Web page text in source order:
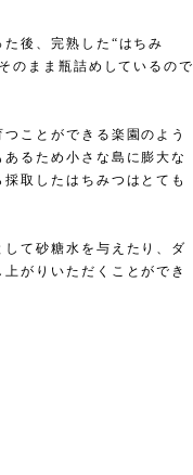
後、完熟した“はちみ
のまま瓶詰めしているので
ことができる楽園のよう
るため小さな島に膨大な
取したはちみつはとても
て砂糖水を与えたり、ダ
がりいただくことができ